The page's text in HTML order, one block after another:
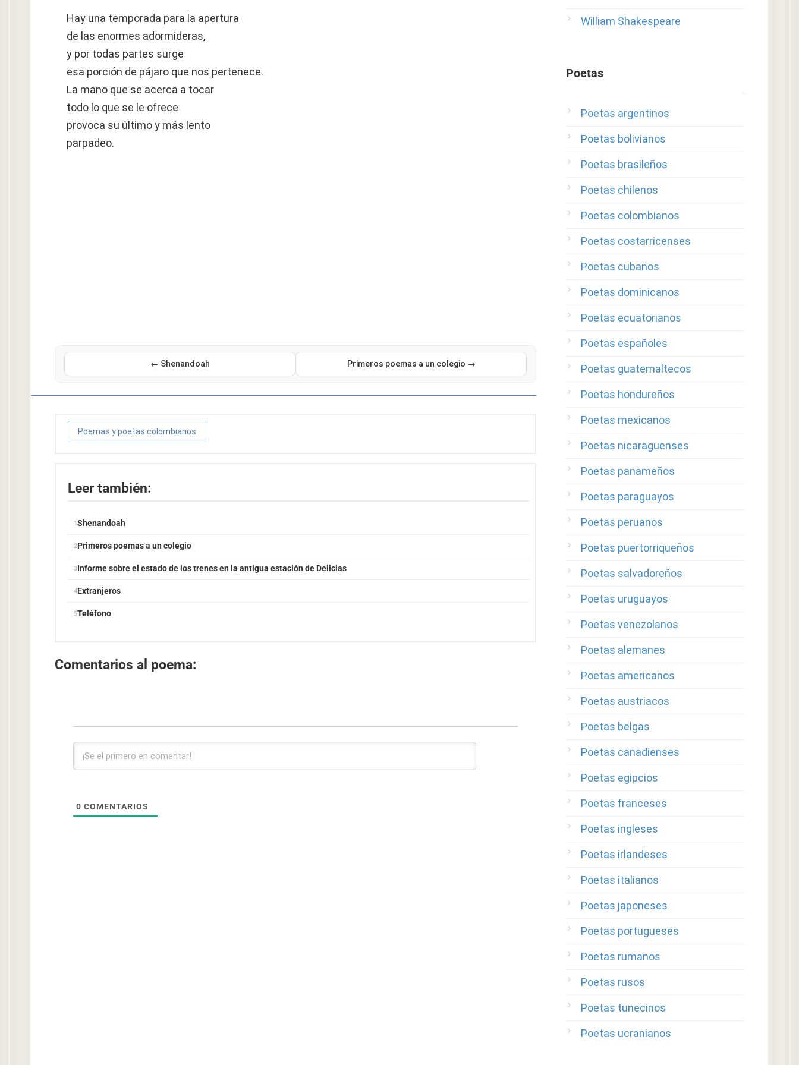
Hay una temporada para la apertura
de las enormes adormideras,
y por todas partes surge
esa porción de pájaro que nos pertenece.
La mano que se acerca a tocar
todo lo que se le ofrece
provoca su último y más lento
parpadeo.
← Shenandoah Primeros poemas a un colegio →
Poemas y poetas colombianos
Leer también:
Shenandoah
Primeros poemas a un colegio
Informe sobre el estado de los trenes en la antigua estación de Delicias
Extranjeros
Teléfono
Comentarios al poema:
0 COMENTARIOS
William Shakespeare
Poetas
Poetas argentinos
Poetas bolivianos
Poetas brasileños
Poetas chilenos
Poetas colombianos
Poetas costarricenses
Poetas cubanos
Poetas dominicanos
Poetas ecuatorianos
Poetas españoles
Poetas guatemaltecos
Poetas hondureños
Poetas mexicanos
Poetas nicaraguenses
Poetas panameños
Poetas paraguayos
Poetas peruanos
Poetas puertorriqueños
Poetas salvadoreños
Poetas uruguayos
Poetas venezolanos
Poetas alemanes
Poetas americanos
Poetas austriacos
Poetas belgas
Poetas canadienses
Poetas egipcios
Poetas franceses
Poetas ingleses
Poetas irlandeses
Poetas italianos
Poetas japoneses
Poetas portugueses
Poetas rumanos
Poetas rusos
Poetas tunecinos
Poetas ucranianos